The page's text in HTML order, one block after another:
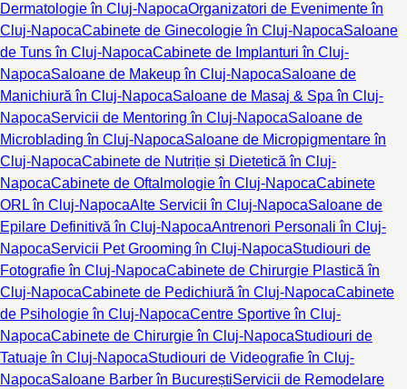
Dermatologie în Cluj-NapocaOrganizatori de Evenimente în
Cluj-NapocaCabinete de Ginecologie în Cluj-NapocaSaloane
de Tuns în Cluj-NapocaCabinete de Implanturi în Cluj-
NapocaSaloane de Makeup în Cluj-NapocaSaloane de
Manichiură în Cluj-NapocaSaloane de Masaj & Spa în Cluj-
NapocaServicii de Mentoring în Cluj-NapocaSaloane de
Microblading în Cluj-NapocaSaloane de Micropigmentare în
Cluj-NapocaCabinete de Nutriție și Dietetică în Cluj-
NapocaCabinete de Oftalmologie în Cluj-NapocaCabinete
ORL în Cluj-NapocaAlte Servicii în Cluj-NapocaSaloane de
Epilare Definitivă în Cluj-NapocaAntrenori Personali în Cluj-
NapocaServicii Pet Grooming în Cluj-NapocaStudiouri de
Fotografie în Cluj-NapocaCabinete de Chirurgie Plastică în
Cluj-NapocaCabinete de Pedichiură în Cluj-NapocaCabinete
de Psihologie în Cluj-NapocaCentre Sportive în Cluj-
NapocaCabinete de Chirurgie în Cluj-NapocaStudiouri de
Tatuaje în Cluj-NapocaStudiouri de Videografie în Cluj-
NapocaSaloane Barber în BucureștiServicii de Remodelare